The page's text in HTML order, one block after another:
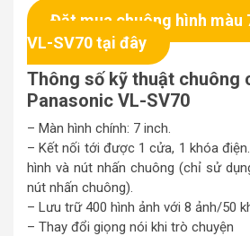
Đặt mua chuông hình màu
VL-SV70 tại đây
Thông số kỹ thuật chuông
Panasonic VL-SV70
– Màn hình chính: 7 inch.
– Kết nối tới được 1 cửa, 1 khóa
hình và nút nhấn chuông (chỉ sử
nút nhấn chuông).
– Lưu trữ 400 hình ảnh với 8 ảnh/50
– Thay đổi giọng nói khi trò chuyện